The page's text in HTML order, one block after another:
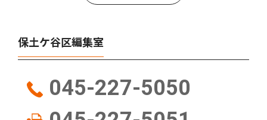
保土ケ谷区編集室
045-227-5050